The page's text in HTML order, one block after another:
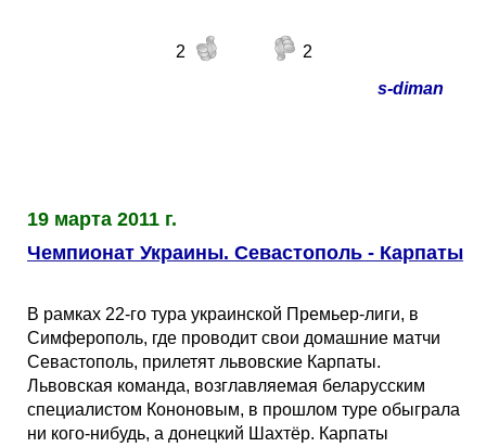
2
2
s-diman
19 марта 2011 г.
Чемпионат Украины. Севастополь - Карпаты
В рамках 22-го тура украинской Премьер-лиги, в
Симферополь, где проводит свои домашние матчи
Севастополь, прилетят львовские Карпаты.
Львовская команда, возглавляемая беларусским
специалистом Кононовым, в прошлом туре обыграла
ни кого-нибудь, а донецкий Шахтёр. Карпаты